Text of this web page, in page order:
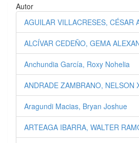
Autor
AGUILAR VILLACRESES, CÉSAR
ALCÍVAR CEDEÑO, GEMA
Anchundia García, Roxy Nohelia
ANDRADE ZAMBRANO, NELSON
Aragundi Macias, Bryan Joshue
ARTEAGA IBARRA, WALTER